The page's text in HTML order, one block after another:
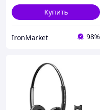
Купить
IronMarket 98%